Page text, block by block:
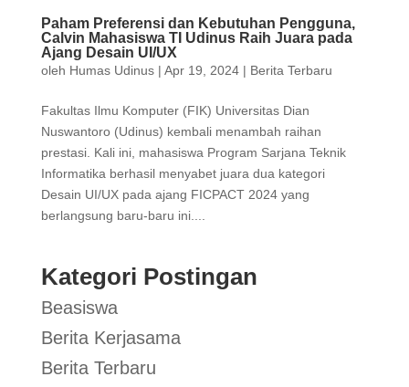
Paham Preferensi dan Kebutuhan Pengguna,
Calvin Mahasiswa TI Udinus Raih Juara pada
Ajang Desain UI/UX
oleh Humas Udinus| Apr 19, 2024| Berita Terbaru
Fakultas Ilmu Komputer (FIK) Universitas Dian
Nuswantoro (Udinus) kembali menambah raihan
prestasi. Kali ini, mahasiswa Program Sarjana Teknik
Informatika berhasil menyabet juara dua kategori
Desain UI/UX pada ajang FICPACT 2024 yang
berlangsung baru-baru ini....
Kategori Postingan
Beasiswa
Berita Kerjasama
Berita Terbaru